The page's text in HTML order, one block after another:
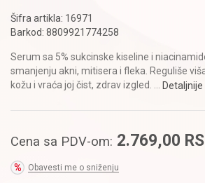
Šifra artikla: 16971
Barkod: 8809921774258
Serum sa 5% sukcinske kiseline i
smanjenju akni, mitisera i fleka. Reguliše
kožu i vraća joj čist, zdrav izgled.
Detaljnije
Cena sa PDV-om: 2.769,00
Obavesti me o sniženju